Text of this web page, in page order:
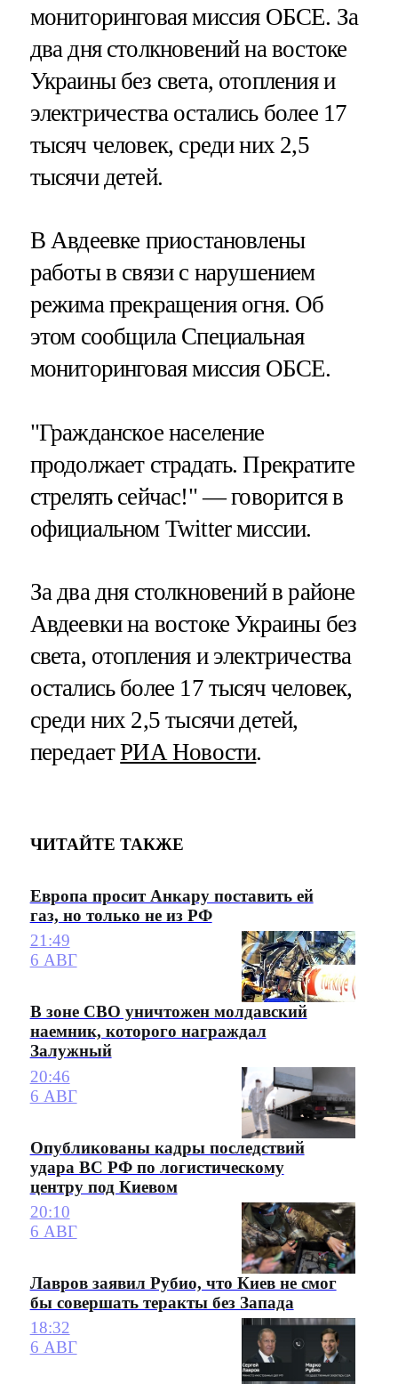
мониторинговая миссия ОБСЕ. За
два дня столкновений на востоке
Украины без света, отопления и
электричества остались более 17
тысяч человек, среди них 2,5
тысячи детей.
В Авдеевке приостановлены
работы в связи с нарушением
режима прекращения огня. Об
этом сообщила Специальная
мониторинговая миссия ОБСЕ.
"Гражданское население
продолжает страдать. Прекратите
стрелять сейчас!" — говорится в
официальном Twitter миссии.
За два дня столкновений в районе
Авдеевки на востоке Украины без
света, отопления и электричества
остались более 17 тысяч человек,
среди них 2,5 тысячи детей,
передаетРИА Новости.
ЧИТАЙТЕ ТАКЖЕ
Европа просит Анкару поставить ей
газ, но только не из РФ
21:49
6 АВГ
В зоне СВО уничтожен молдавский
наемник, которого награждал
Залужный
20:46
6 АВГ
Опубликованы кадры последствий
удара ВС РФ по логистическому
центру под Киевом
20:10
6 АВГ
Лавров заявил Рубио, что Киев не смог
бы совершать теракты без Запада
18:32
6 АВГ